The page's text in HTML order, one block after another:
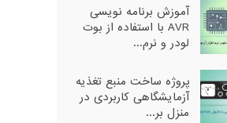
آموزش برنامه نویسی
AVR با استفاده از بوت
لودر و نرم...
پروژه ساخت منبع تغذیه
آزمایشگاهی کاربردی در
منزل بر...